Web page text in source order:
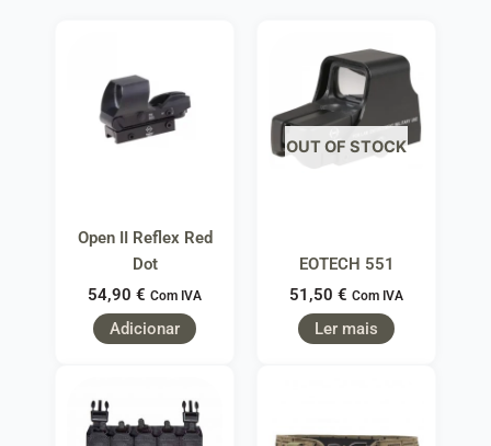
Open II Reflex Red
Dot
54,90 € Com IVA
Adicionar
OUT OF STOCK
EOTECH 551
51,50 € Com IVA
Ler mais